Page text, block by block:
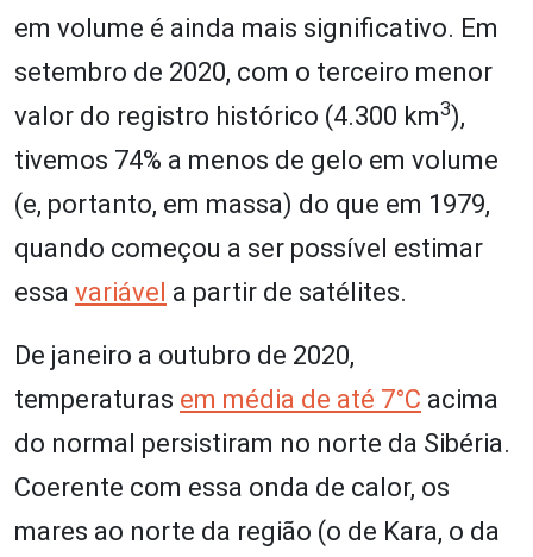
em volume é ainda mais significativo. Em
setembro de 2020, com o terceiro menor
valor do registro histórico (4.300 km3),
tivemos 74% a menos de gelo em volume
(e, portanto, em massa) do que em 1979,
quando começou a ser possível estimar
essa variável a partir de satélites.
De janeiro a outubro de 2020,
temperaturas em média de até 7°C acima
do normal persistiram no norte da Sibéria.
Coerente com essa onda de calor, os
mares ao norte da região (o de Kara, o da